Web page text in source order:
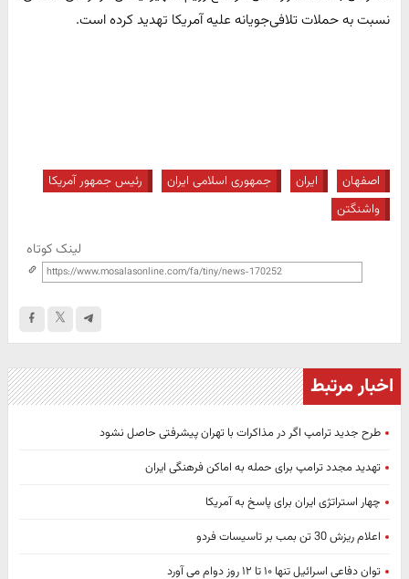
نسبت به حملات تلافی‌جویانه علیه آمریکا تهدید کرده است.
اصفهان ایران جمهوری اسلامی ایران
رئیس جمهور آمریکا
واشنگتن
لینک کوتاه
اخبار مرتبط
طرح جدید ترامپ اگر در مذاکرات با تهران پیشرفتی حاصل نشود
تهدید مجدد ترامپ برای حمله به اماکن فرهنگی ایران
چهار استراتژی ایران برای پاسخ به آمریکا
اعلام ریزش 30 تن بمب بر تاسیسات فردو
توان دفاعی اسرائیل تنها ۱۰ تا ۱۲ روز دوام می آورد